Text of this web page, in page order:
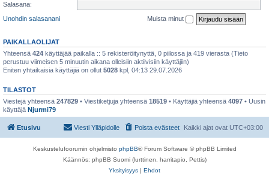
Salasana:
Unohdin salasanani
Muista minut
PAIKALLAOLIJAT
Yhteensä 424 käyttäjää paikalla :: 5 rekisteröitynyttä, 0 piilossa ja 419 vierasta (Tieto
perustuu viimeisen 5 minuutin aikana olleisiin aktiivisiin käyttäjiin)
Eniten yhtaikaisia käyttäjiä on ollut 5028 kpl, 04:13 29.07.2026
TILASTOT
Viestejä yhteensä 247829 • Viestiketjuja yhteensä 18519 • Käyttäjiä yhteensä 4097 • Uusin
käyttäjä Njurmi79
Etusivu Kaikki ajat ovat UTC+03:00
Poista evästeet
Viesti Ylläpidolle
Keskustelufoorumin ohjelmisto phpBB® Forum Software © phpBB Limited
Käännös: phpBB Suomi (lurttinen, harritapio, Pettis)
Yksityisyys | Ehdot